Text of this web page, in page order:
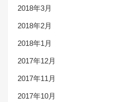
2018年3月
2018年2月
2018年1月
2017年12月
2017年11月
2017年10月